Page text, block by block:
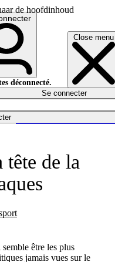
de hoofdinhoud
Close menu
déconnecté.
Se connecter
tête de la
être les plus
jamais vues sur le